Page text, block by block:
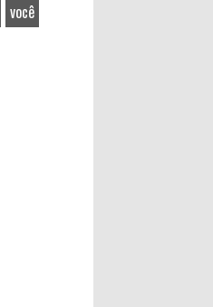
você